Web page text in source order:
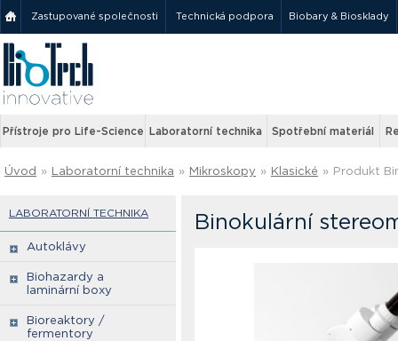
Zastupované společnosti Technická podpora Biobary & Biosklady
Přístroje pro Life-Science Laboratorní technika Spotřební materiál
Úvod » Laboratorní technika » Mikroskopy » Klasické » Produkt
LABORATORNÍ TECHNIKA
Autoklávy
Biohazardy a
laminární boxy
Bioreaktory /
fermentory
Binokulární